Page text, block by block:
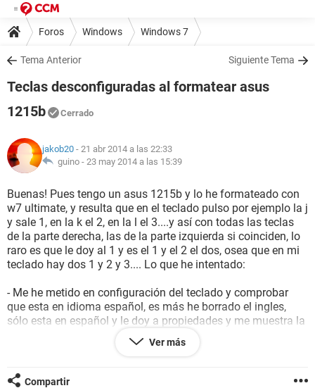
Foros Windows Windows 7
Tema Anterior Siguiente Tema
Teclas desconfiguradas al formatear asus
1215b
Cerrado
jakob20 - 21 abr 2014 a las 22:33
guino - 23 may 2014 a las 15:39
Buenas! Pues tengo un asus 1215b y lo he formateado con
w7 ultimate, y resulta que en el teclado pulso por ejemplo la j
y sale 1, en la k el 2, en la l el 3....y así con todas las teclas
de la parte derecha, las de la parte izquierda si coinciden, lo
raro es que le doy al 1 y es el 1 y el 2 el dos, osea que en mi
teclado hay dos 1 y 2 y 3.... Lo que he intentado:
- Me he metido en configuración del teclado y comprobar
que esta en idioma español, es más he borrado el ingles,
sólo esta en español y le doy a propiedades y me muestra la
posición de cada tecla y esta todo correcto.
descargo un controlador y actualizo bios.
Ver más
Compartir